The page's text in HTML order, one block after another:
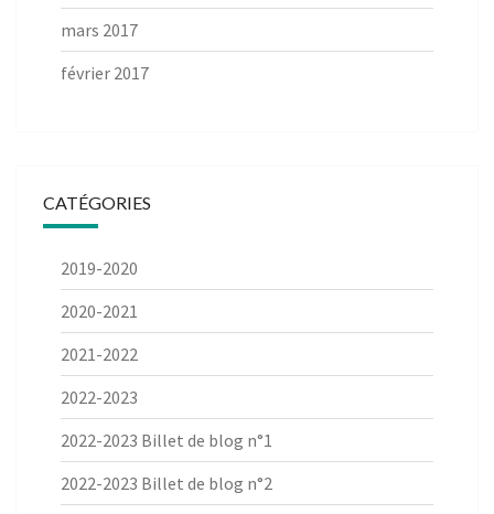
mars 2017
février 2017
CATÉGORIES
2019-2020
2020-2021
2021-2022
2022-2023
2022-2023 Billet de blog n°1
2022-2023 Billet de blog n°2